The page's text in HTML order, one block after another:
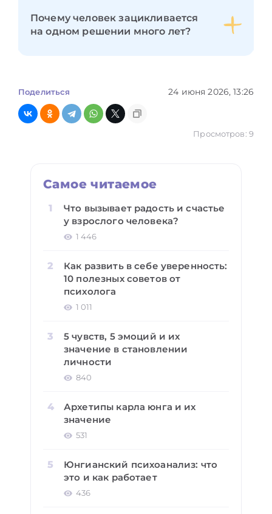
Почему человек зацикливается
на одном решении много лет?
Поделиться 24 июня 2026, 13:26
Просмотров: 9
Самое читаемое
Что вызывает радость и счастье
у взрослого человека?
1 446
Как развить в себе уверенность:
10 полезных советов от
психолога
1 011
5 чувств, 5 эмоций и их
значение в становлении
личности
840
Архетипы карла юнга и их
значение
531
Юнгианский психоанализ: что
это и как работает
436